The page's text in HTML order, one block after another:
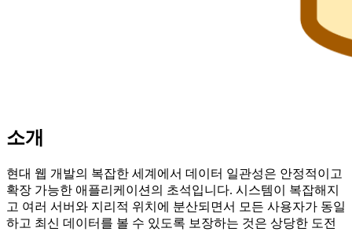
소개
현대 웹 개발의 복잡한 세계에서 데이터 일관성은 안정적이고
확장 가능한 애플리케이션의 초석입니다. 시스템이 복잡해지
고 여러 서버와 지리적 위치에 분산되면서 모든 사용자가 동일
하고 최신 데이터를 볼 수 있도록 보장하는 것은 상당한 도전